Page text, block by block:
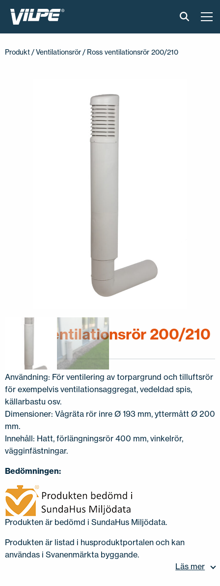
INSTALLATION OCH MATERIAL
Produkt /Ventilationsrör / Ross ventilationsrör 200/210
Ross ventilationsrör 200/210
Användning: För ventilering av torpargrund och tilluftsrör
för exempelvis ventilationsaggregat, vedeldad spis,
källarbastu osv.
Dimensioner: Vågräta rör inre Ø 193 mm, yttermått Ø 200
mm.
Innehåll: Hatt, förlängningsrör 400 mm, vinkelrör,
vägginfästningar.
Bedömningen:
Produkten är bedömd i SundaHus Miljödata.
Produkten är listad i husproduktportalen och kan
användas i Svanenmärkta byggande.
Läs mer